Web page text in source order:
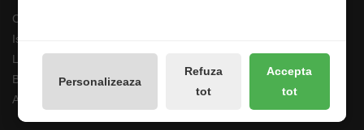
Personalizeaza
Refuza
tot
Accepta
tot
Contul meu
Istoricul comenzilor
Lista de dorințe
Buletin de știri
Administreaza preferintele GDPR